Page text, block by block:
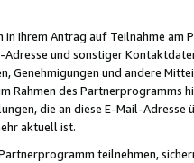
in Ihrem Antrag auf Teilnahme
Adresse und sonstiger
Genehmigungen und andere
Rahmen des Partnerprogramms
die an diese E-Mail-
aktuell ist.
teilnehmen,